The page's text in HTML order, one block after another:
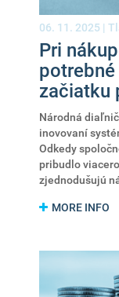
06. 11. 2025 |
Pri
začiatku
Národná
inovovaní
Odkedy
pribudlo
zjednodušujú
MORE INFO